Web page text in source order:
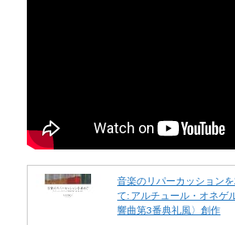
音楽のリパーカッション
て: アルチュール・オネゲ
響曲第3番典礼風〉創作